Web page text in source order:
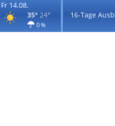
Fr 14.08.
35° 24°
0 %
16-Tage